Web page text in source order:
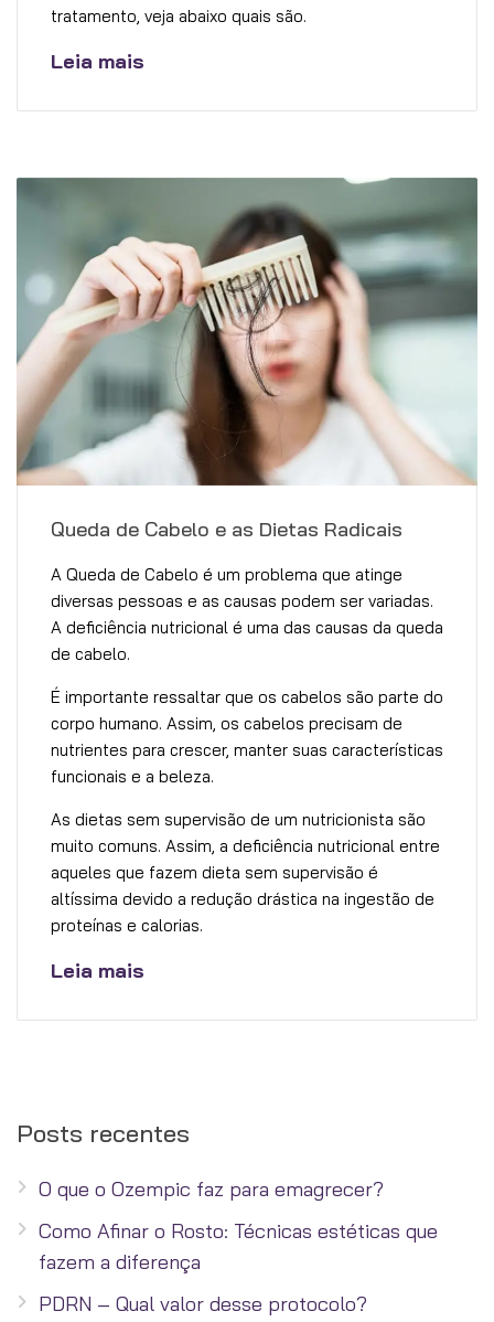
tratamento, veja abaixo quais são.
Leia mais
Queda de Cabelo e as Dietas Radicais
A Queda de Cabelo é um problema que atinge
diversas pessoas e as causas podem ser variadas.
A deficiência nutricional é uma das causas da queda
de cabelo.
É importante ressaltar que os cabelos são parte do
corpo humano. Assim, os cabelos precisam de
nutrientes para crescer, manter suas características
funcionais e a beleza.
As dietas sem supervisão de um nutricionista são
muito comuns. Assim, a deficiência nutricional entre
aqueles que fazem dieta sem supervisão é
altíssima devido a redução drástica na ingestão de
proteínas e calorias.
Leia mais
Posts recentes
O que o Ozempic faz para emagrecer?
Como Afinar o Rosto: Técnicas estéticas que
fazem a diferença
PDRN – Qual valor desse protocolo?